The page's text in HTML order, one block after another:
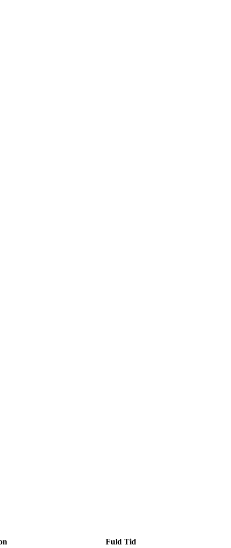
Fuld Tid